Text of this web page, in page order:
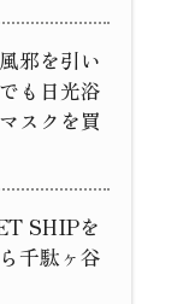
邪を引い
も日光浴
スクを買
SHIPを
千駄ヶ谷